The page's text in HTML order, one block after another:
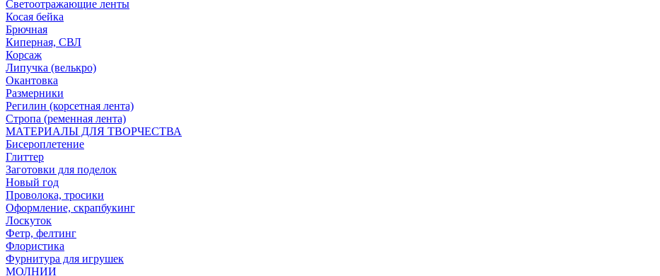
Светоотражающие ленты
Косая бейка
Брючная
Киперная, СВЛ
Корсаж
Липучка (велькро)
Окантовка
Размерники
Регилин (корсетная лента)
Стропа (ременная лента)
МАТЕРИАЛЫ ДЛЯ ТВОРЧЕСТВА
Бисероплетение
Глиттер
Заготовки для поделок
Новый год
Проволока, тросики
Оформление, скрапбукинг
Лоскуток
Фетр, фелтинг
Флористика
Фурнитура для игрушек
МОЛНИИ